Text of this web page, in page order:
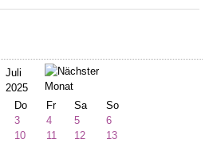
Juli
2025
Do Fr Sa
So
3 4 5
6
10 11 12
13